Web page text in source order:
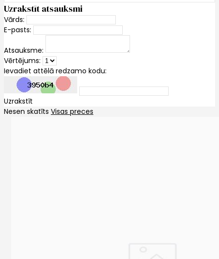
Uzrakstīt atsauksmi
Vārds:
E-pasts:
Atsauksme:
Vērtējums:
Ievadiet attēlā redzamo kodu:
Uzrakstīt
Nesen skatīts Visas preces